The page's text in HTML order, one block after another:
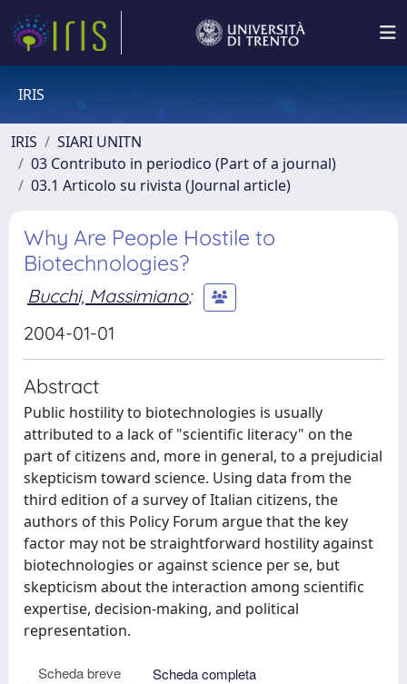
IRIS
IRIS
SIARI UNITN
03 Contributo in periodico (Part of a journal)
03.1 Articolo su rivista (Journal article)
Why Are People Hostile to
Biotechnologies?
Bucchi, Massimiano;
2004-01-01
Abstract
Public hostility to biotechnologies is usually
attributed to a lack of "scientific literacy" on the
part of citizens and, more in general, to a prejudicial
skepticism toward science. Using data from the
third edition of a survey of Italian citizens, the
authors of this Policy Forum argue that the key
factor may not be straightforward hostility against
biotechnologies or against science per se, but
skepticism about the interaction among scientific
expertise, decision-making, and political
representation.
Scheda breve
Scheda completa